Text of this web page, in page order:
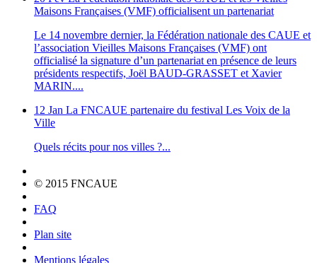
Maisons Françaises (VMF) officialisent un partenariat
Le 14 novembre dernier, la Fédération nationale des CAUE et
l’association Vieilles Maisons Françaises (VMF) ont
officialisé la signature d’un partenariat en présence de leurs
présidents respectifs, Joël BAUD-GRASSET et Xavier
MARIN....
12 Jan La FNCAUE partenaire du festival Les Voix de la
Ville
Quels récits pour nos villes ?...
© 2015 FNCAUE
FAQ
Plan site
Mentions légales